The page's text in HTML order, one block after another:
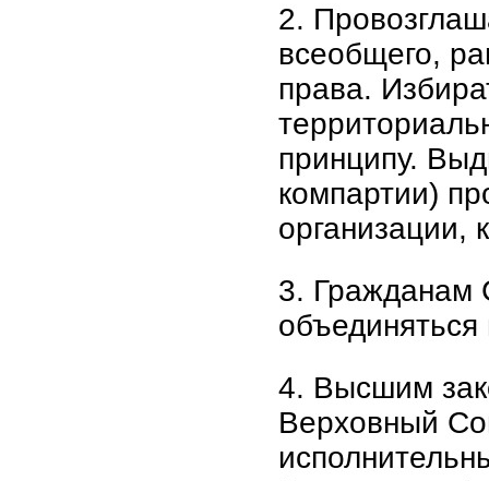
2.
всеобщего,
права.
принципу.
компартии)
организации,
3. Гражданам
4. Высшим
Верховный